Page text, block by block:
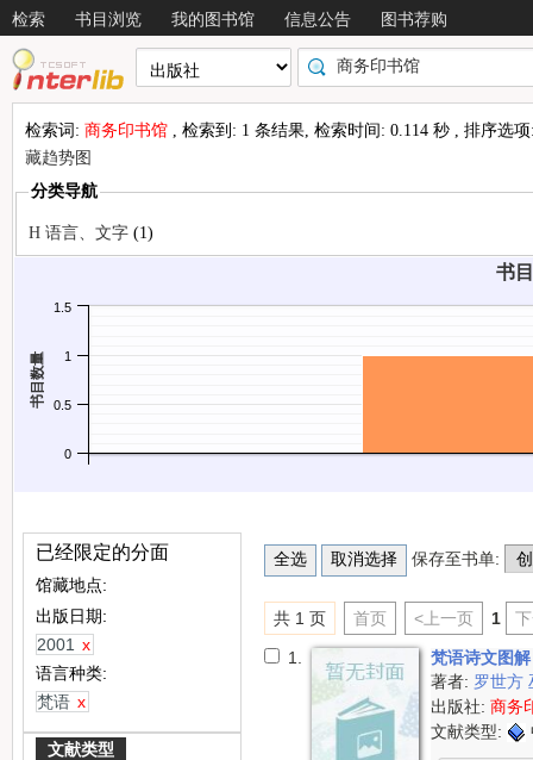
检索 书目浏览 我的图书馆 信息公告 图书荐购
检索词: 商务印书馆 , 检索到: 1 条结果, 检索时间: 0.114 秒 , 排序选
藏趋势图
分类导航
H 语言、文字(1)
书目数量
书
0
0.5
1
1.5
已经限定的分面
馆藏地点:
出版日期:
2001 x
语言种类:
梵语 x
文献类型
保存至书单:
共 1 页 首页 <上一页 1
1.
梵语诗文图
著者: 罗世方
出版社:商务
文献类型: